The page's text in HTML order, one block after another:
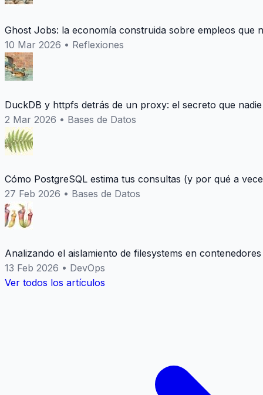
Ghost Jobs: la economía construida sobre empleos que
10 Mar 2026 • Reflexiones
DuckDB y httpfs detrás de un proxy: el secreto que
2 Mar 2026 • Bases de Datos
Cómo PostgreSQL estima tus consultas (y por qué a
27 Feb 2026 • Bases de Datos
Analizando el aislamiento de filesystems en
13 Feb 2026 • DevOps
Ver todos los artículos